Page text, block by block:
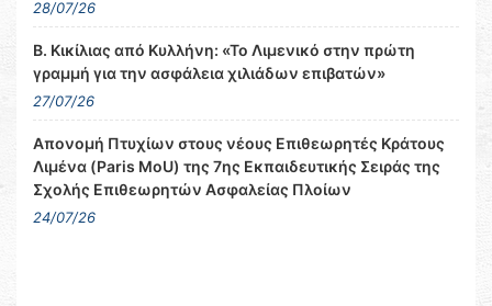
28/07/26
Β. Κικίλιας από Κυλλήνη: «Το Λιμενικό στην πρώτη
γραμμή για την ασφάλεια χιλιάδων επιβατών»
27/07/26
Απονομή Πτυχίων στους νέους Επιθεωρητές Κράτους
Λιμένα (Paris MoU) της 7ης Εκπαιδευτικής Σειράς της
Σχολής Επιθεωρητών Ασφαλείας Πλοίων
24/07/26